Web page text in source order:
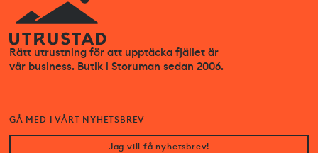
Rätt utrustning för att upptäcka fjället är
vår business. Butik i Storuman sedan 2006.
GÅ MED I VÅRT NYHETSBREV
Jag vill få nyhetsbrev!